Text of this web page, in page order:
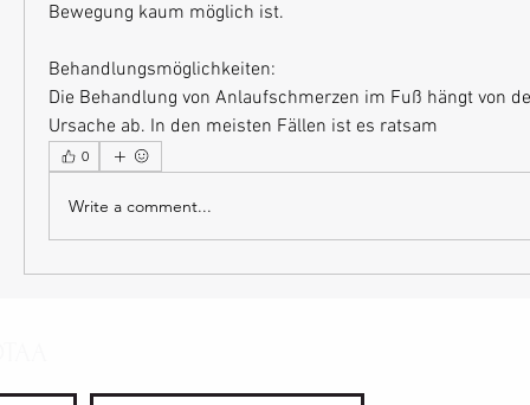
Bewegung kaum möglich ist.
Behandlungsmöglichkeiten:
Die Behandlung von Anlaufschmerzen im Fuß hängt von
Ursache ab. In den meisten Fällen ist es ratsam
0
Write a comment...